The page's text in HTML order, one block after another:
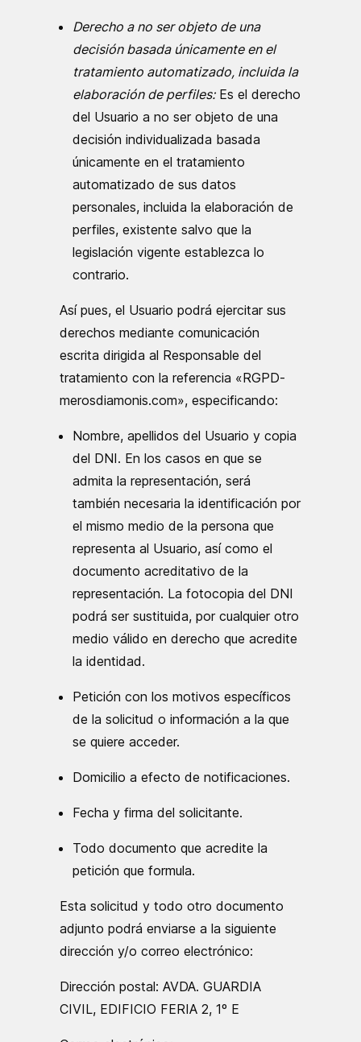
Derecho a no ser objeto de una
decisión basada únicamente en el
tratamiento automatizado, incluida la
elaboración de perfiles:Es el derecho
del Usuario a no ser objeto de una
decisión individualizada basada
únicamente en el tratamiento
automatizado de sus datos
personales, incluida la elaboración de
perfiles, existente salvo que la
legislación vigente establezca lo
contrario.
Así pues, el Usuario podrá ejercitar sus
derechos mediante comunicación
escrita dirigida al Responsable del
tratamiento con la referencia «RGPD-
merosdiamonis.com», especificando:
Nombre, apellidos del Usuario y copia
del DNI. En los casos en que se
admita la representación, será
también necesaria la identificación por
el mismo medio de la persona que
representa al Usuario, así como el
documento acreditativo de la
representación. La fotocopia del DNI
podrá ser sustituida, por cualquier otro
medio válido en derecho que acredite
la identidad.
Petición con los motivos específicos
de la solicitud o información a la que
se quiere acceder.
Domicilio a efecto de notificaciones.
Fecha y firma del solicitante.
Todo documento que acredite la
petición que formula.
Esta solicitud y todo otro documento
adjunto podrá enviarse a la siguiente
dirección y/o correo electrónico:
Dirección postal: AVDA. GUARDIA
CIVIL, EDIFICIO FERIA 2, 1º E